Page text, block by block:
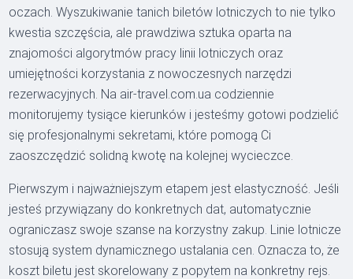
oczach. Wyszukiwanie tanich biletów lotniczych to nie tylko
kwestia szczęścia, ale prawdziwa sztuka oparta na
znajomości algorytmów pracy linii lotniczych oraz
umiejętności korzystania z nowoczesnych narzędzi
rezerwacyjnych. Na air-travel.com.ua codziennie
monitorujemy tysiące kierunków i jesteśmy gotowi podzielić
się profesjonalnymi sekretami, które pomogą Ci
zaoszczędzić solidną kwotę na kolejnej wycieczce.
Pierwszym i najważniejszym etapem jest elastyczność. Jeśli
jesteś przywiązany do konkretnych dat, automatycznie
ograniczasz swoje szanse na korzystny zakup. Linie lotnicze
stosują system dynamicznego ustalania cen. Oznacza to, że
koszt biletu jest skorelowany z popytem na konkretny rejs.